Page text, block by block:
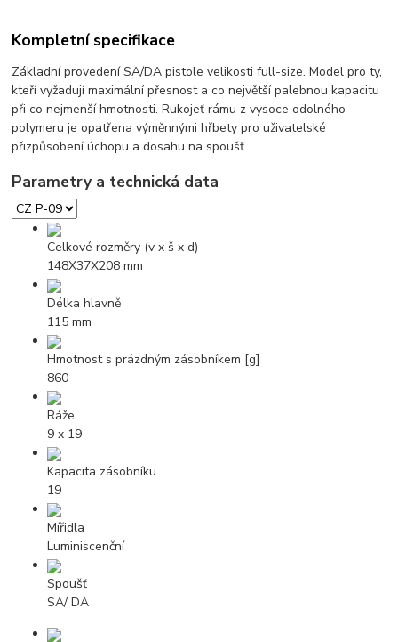
Kompletní specifikace
Základní provedení SA/DA pistole velikosti full-size. Model pro ty,
kteří vyžadují maximální přesnost a co největší palebnou kapacitu
při co nejmenší hmotnosti. Rukojeť rámu z vysoce odolného
polymeru je opatřena výměnnými hřbety pro uživatelské
přizpůsobení úchopu a dosahu na spoušť.
Parametry a technická data
Celkové rozměry (v x š x d)
148X37X208 mm
Délka hlavně
115 mm
Hmotnost s prázdným zásobníkem [g]
860
Ráže
9 x 19
Kapacita zásobníku
19
Mířidla
Luminiscenční
Spoušť
SA/ DA